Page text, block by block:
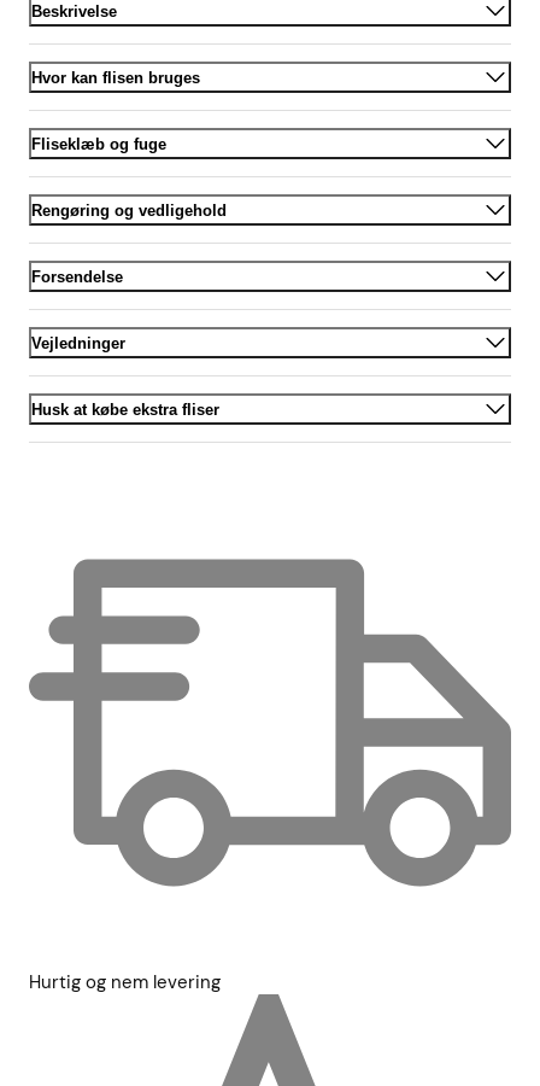
Beskrivelse
Hvor kan flisen bruges
Fliseklæb og fuge
Rengøring og vedligehold
Forsendelse
Vejledninger
Husk at købe ekstra fliser
Hurtig og nem levering